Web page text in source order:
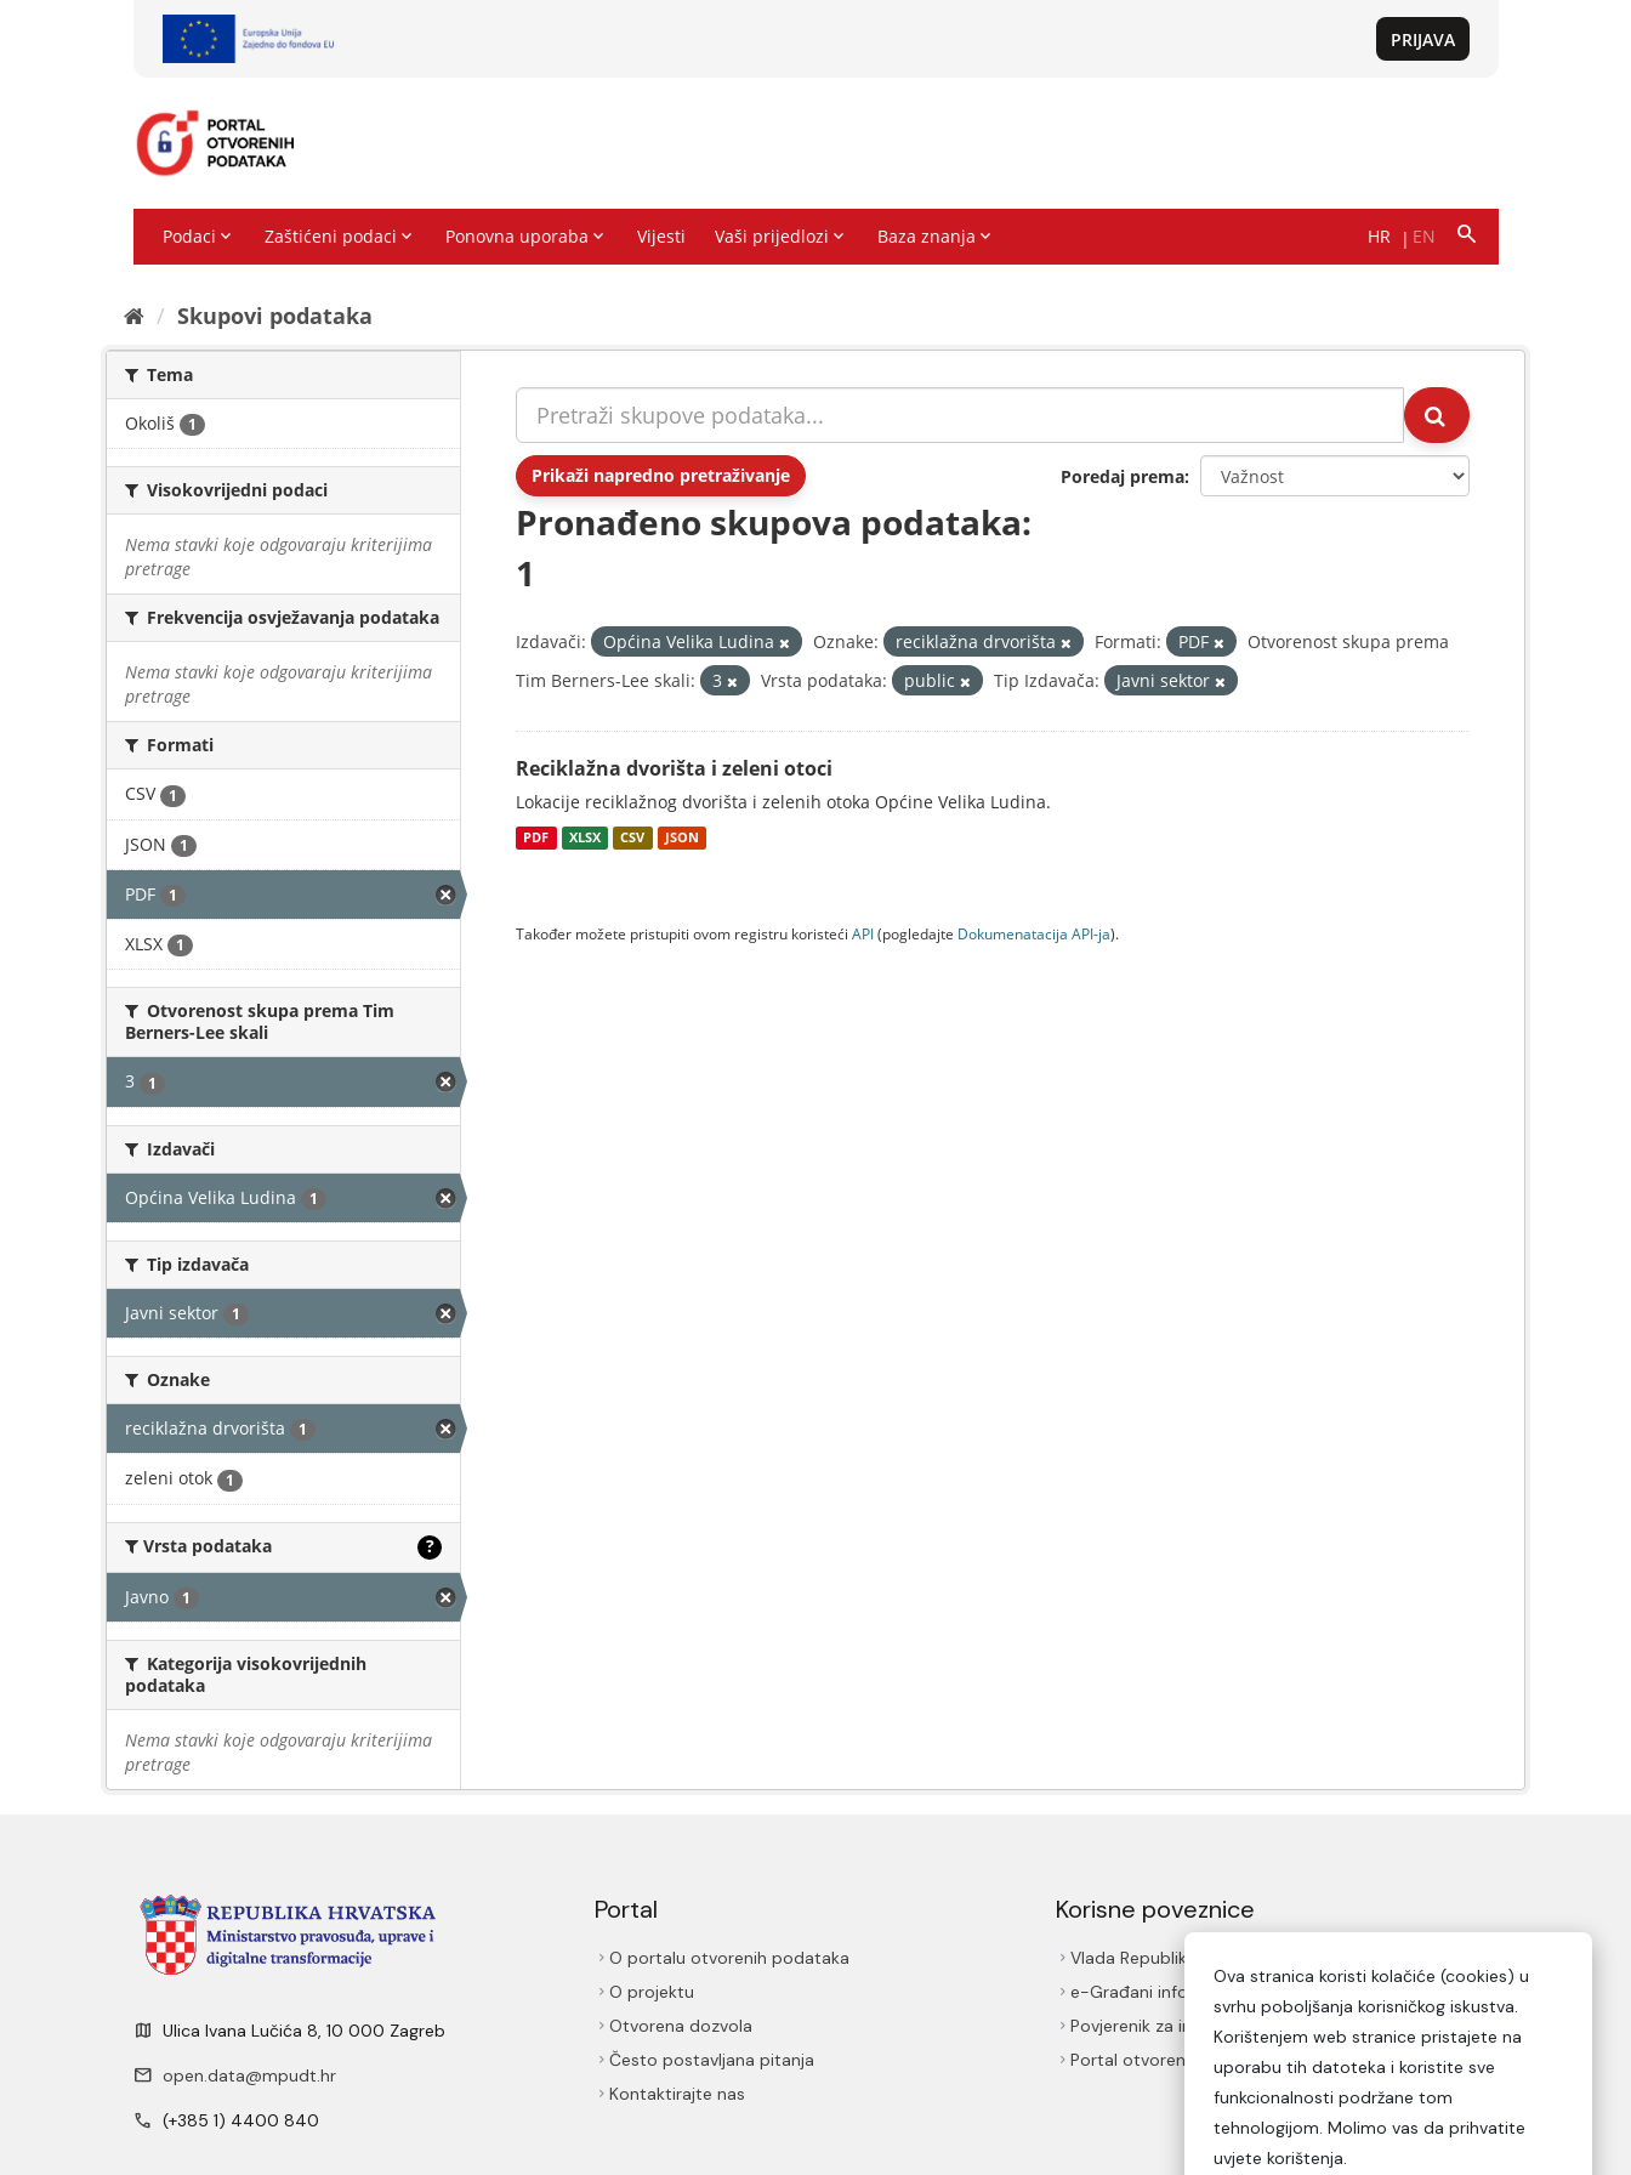
Skupovi podаtаkа
Tema
Okoliš 1
Visokovrijedni podaci
Nema stavki koje odgovaraju kriterijima
pretrage
Frekvencija osvježavanja podataka
Nema stavki koje odgovaraju kriterijima
pretrage
Formati
CSV 1
JSON 1
PDF 1
XLSX 1
Otvorenost skupa prema Tim
Berners-Lee skali
3 1
Izdavači
Općina Velika Ludina 1
Tip izdavača
Javni sektor 1
Oznake
reciklažna drvorišta 1
zeleni otok 1
Vrsta podataka ?
Javno 1
Kategorija visokovrijednih
podataka
Nema stavki koje odgovaraju kriterijima
pretrage
Prikaži napredno pretraživanje Poredaj prema
Pronađeno skupova podataka:
1
Izdavači: Općina Velika Ludina Oznake: reciklažna drvorišta Formati: PDF
Otvorenost skupa prema
Tim Berners-Lee skali:
3 Vrsta podataka: public Tip Izdavača: Javni sektor
Reciklažna dvorišta i zeleni otoci
Lokacije reciklažnog dvorišta i zelenih otoka Općine Velika Ludina.
PDF XLSX CSV JSON
Također možete pristupiti ovom registru koristeći API(pogledajte Dokumenаtаcijа API-jа).